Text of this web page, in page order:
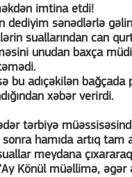
imtina etdi!
dediyim sənədlərlə
suallarından can
unudan baxça
bu adıçəkilən bağçada
xəbər verirdi.
tərbiyə
hamıda artıq tam
meydana
Könül müəllimə, əgər